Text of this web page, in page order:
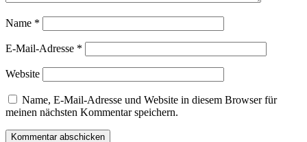
Name *
E-Mail-Adresse *
Website
Name, E-Mail-Adresse und Website in diesem Browser für
meinen nächsten Kommentar speichern.